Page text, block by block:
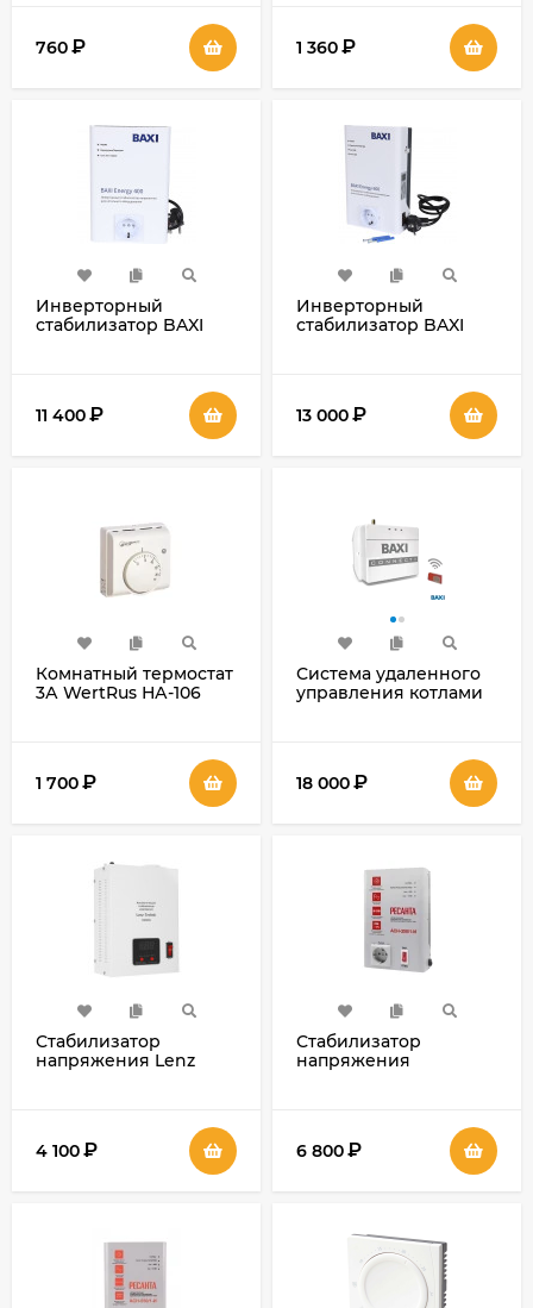
760₽ 1 360₽
Инверторный
стабилизатор BAXI
11 400₽
Инверторный
стабилизатор BAXI
13 000₽
Комнатный термостат
3А WertRus НА-106
1 700₽
Система удаленного
управления котлами
18 000₽
Стабилизатор
напряжения Lenz
4 100₽
Стабилизатор
напряжения
6 800₽